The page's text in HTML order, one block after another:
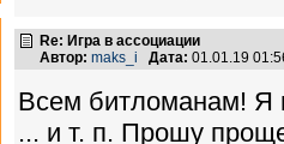
Re: Игра в ассоциации
Автор: maks_i Дата: 01.01.19
Всем битломанам! Я
... и т. п. Прошу